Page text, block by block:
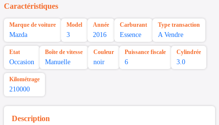
Caractéristiques
Marque de voiture
Mazda
Model
3
Année
2016
Carburant
Essence
Type transaction
A Vendre
Etat
Occasion
Boîte de vitesse
Manuelle
Couleur
noir
Puissance fiscale
6
Cylindrée
3.0
Kilométrage
210000
Description